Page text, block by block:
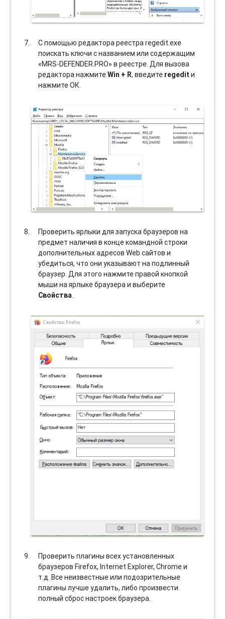
С помощью редактора реестра regedit.exe
поискать ключи с названием или содержащим
«MRS-DEFENDER.PRO» в реестре. Для вызова
редактора нажмитеWin + R, введите regedit и
нажмите ОК.
Проверить ярлыки для запуска браузеров на
предмет наличия в конце командной строки
дополнительных адресов Web сайтов и
убедиться, что они указывают на подлинный
браузер. Для этого нажмите правой кнопкой
мыши на ярлыке браузера и выберите
Свойства.
Проверить плагины всех установленных
браузеров Firefox, Internet Explorer, Chrome и
т.д. Все неизвестные или подозрительные
плагины лучше удалить, либо произвести
полный сброс настроек браузера.